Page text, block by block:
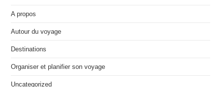
A propos
Autour du voyage
Destinations
Organiser et planifier son voyage
Uncategorized